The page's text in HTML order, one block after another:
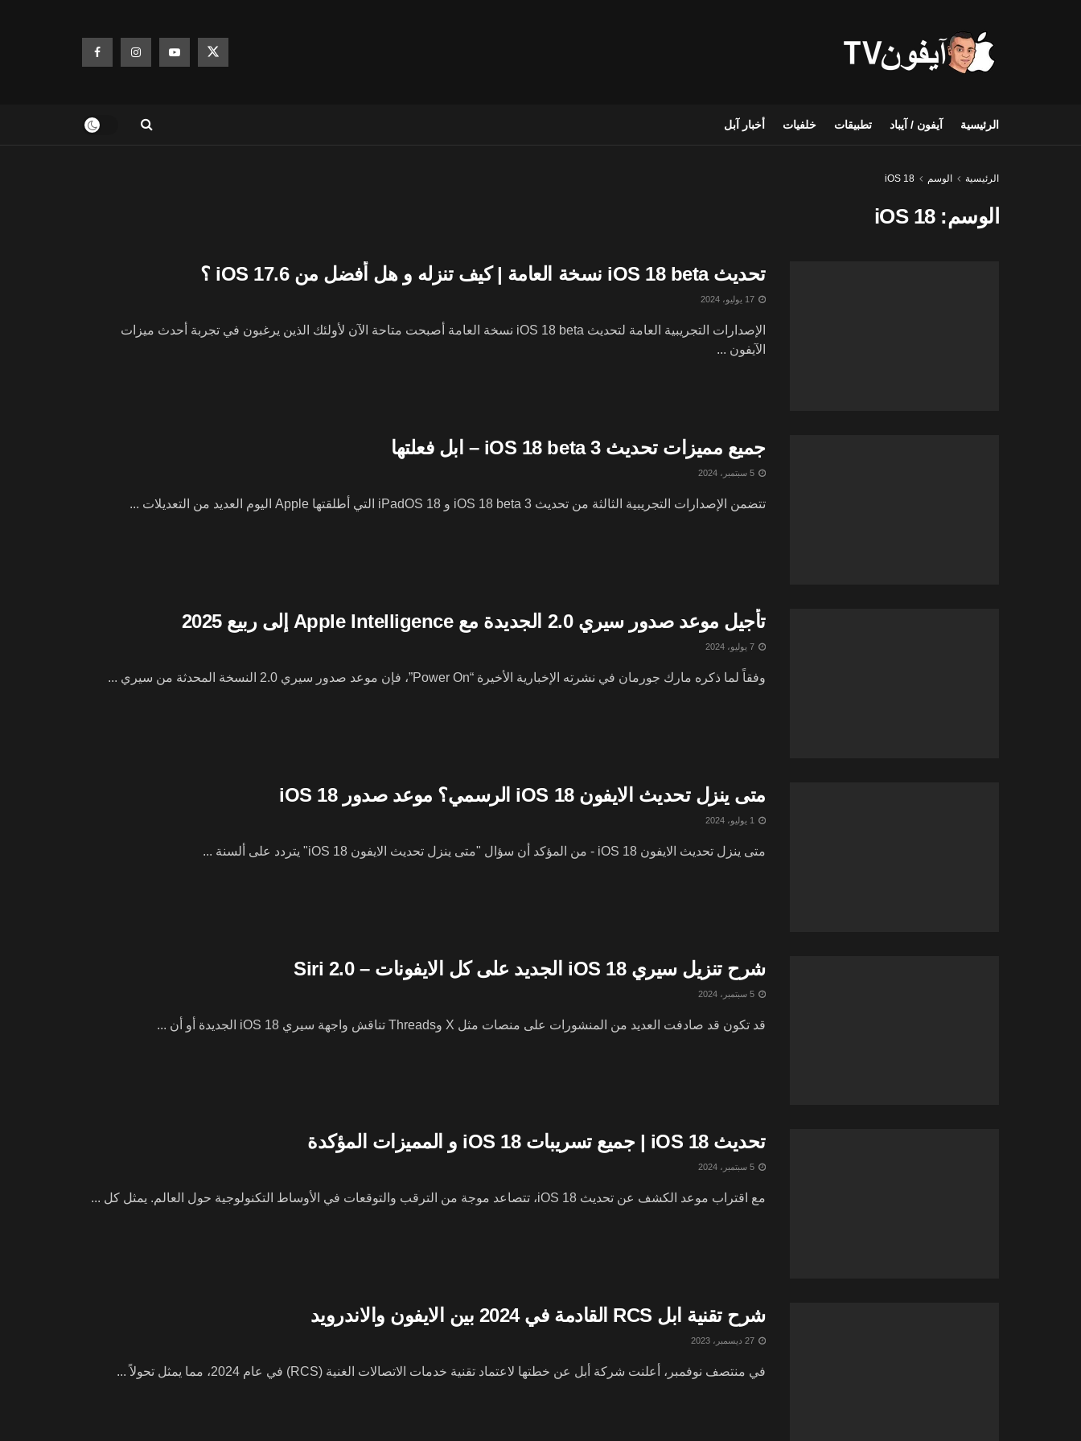
الرئيسية آيفون / آيباد تطبيقات خلفيات أخبار آبل
الرئيسية الوسم iOS 18
الوسم:iOS 18
تحديث iOS 18 beta نسخة العامة | كيف تنزله و هل أفضل من iOS 17.6 ؟
الإصدارات التجريبية العامة لتحديث iOS 18 beta نسخة العامة أصبحت متاحة الآن لأولئك الذين يرغبون في تجربة أحدث ميزات
الآيفون ...
جميع مميزات تحديث iOS 18 beta 3 – ابل فعلتها
تتضمن الإصدارات التجريبية الثالثة من تحديث iOS 18 beta 3 و iPadOS 18 التي أطلقتها Apple اليوم العديد من التعديلات ...
تأجيل موعد صدور سيري 2.0 الجديدة مع Apple Intelligence إلى ربيع 2025
وفقاً لما ذكره مارك جورمان في نشرته الإخبارية الأخيرة “Power On”، فإن موعد صدور سيري 2.0 النسخة المحدثة من سيري ...
متى ينزل تحديث الايفون iOS 18 الرسمي؟ موعد صدور iOS 18
متى ينزل تحديث الايفون iOS 18 - من المؤكد أن سؤال "متى ينزل تحديث الايفون iOS 18" يتردد على ألسنة ...
شرح تنزيل سيري iOS 18 الجديد على كل الايفونات – Siri 2.0
قد تكون قد صادفت العديد من المنشورات على منصات مثل X وThreads تناقش واجهة سيري iOS 18 الجديدة أو أن ...
تحديث iOS 18 | جميع تسريبات iOS 18 و المميزات المؤكدة
مع اقتراب موعد الكشف عن تحديث iOS 18، تتصاعد موجة من الترقب والتوقعات في الأوساط التكنولوجية حول العالم. يمثل كل ...
شرح تقنية ابل RCS القادمة في 2024 بين الايفون والاندرويد
في منتصف نوفمبر، أعلنت شركة أبل عن خطتها لاعتماد تقنية خدمات الاتصالات الغنية (RCS) في عام 2024، مما يمثل تحولاً ...